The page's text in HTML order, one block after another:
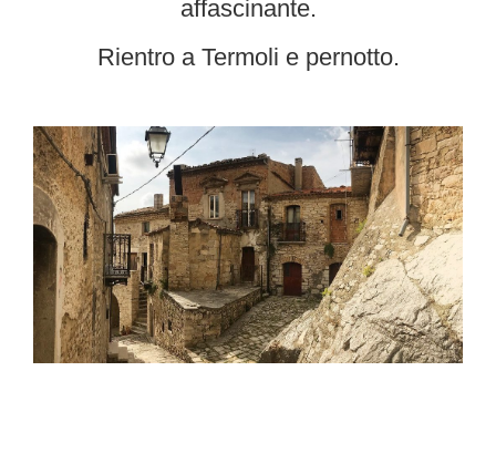
affascinante.
Rientro a Termoli e pernotto.